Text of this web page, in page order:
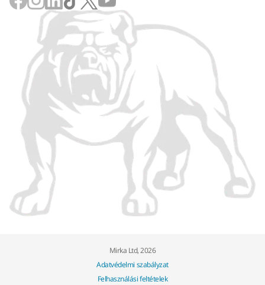
Mirka Ltd, 2026
Adatvédelmi szabályzat
Felhasználási feltételek